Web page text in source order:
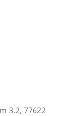
3.2, 77622